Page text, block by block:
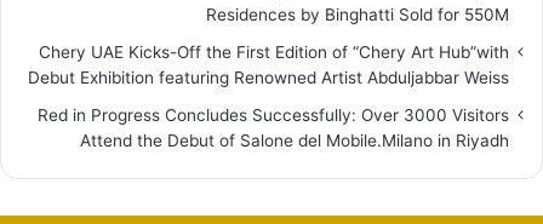
Residences by Binghatti Sold for 550M
Chery UAE Kicks-Off the First Edition of “Chery Art Hub”with
Debut Exhibition featuring Renowned Artist Abduljabbar Weiss
Red in Progress Concludes Successfully: Over 3000 Visitors
Attend the Debut of Salone del Mobile.Milano in Riyadh